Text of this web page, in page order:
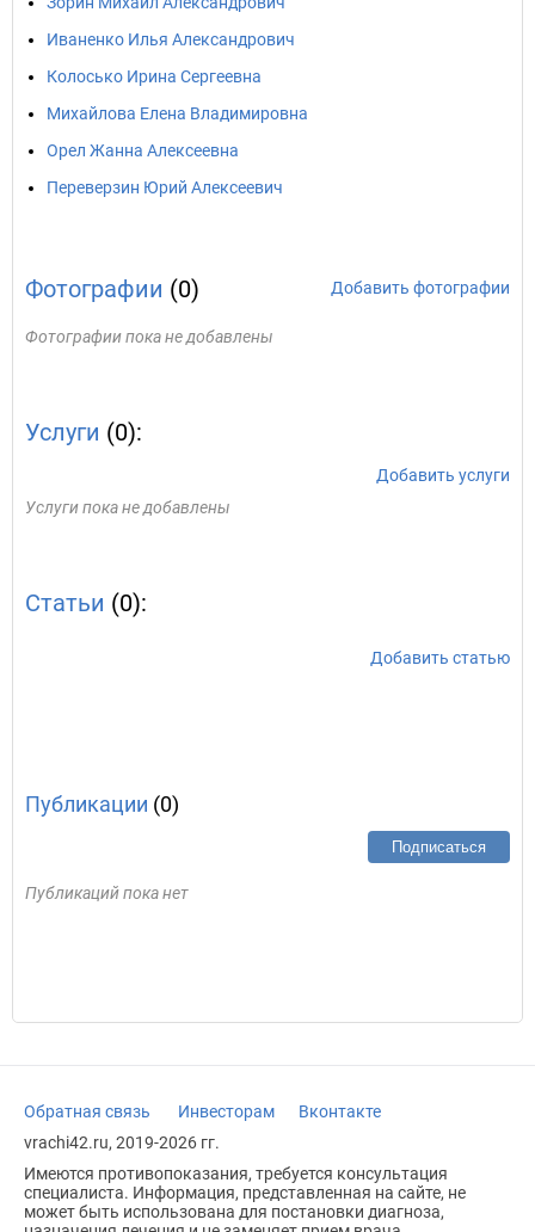
Иваненко Илья Александрович
Колосько Ирина Сергеевна
Михайлова Елена Владимировна
Орел Жанна Алексеевна
Переверзин Юрий Алексеевич
Фотографии (0) Добавить фотографии
Фотографии пока не добавлены
Услуги (0):
Добавить услуги
Услуги пока не добавлены
Статьи (0):
Добавить статью
Публикации (0)
Подписаться
Публикаций пока нет
Обратная связь Инвесторам
Вконтакте
vrachi42.ru, 2019-2026 гг.
Имеются противопоказания, требуется консультация
специалиста. Информация, представленная на сайте, не
может быть использована для постановки диагноза,